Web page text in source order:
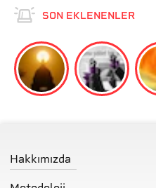
SON EKLENENLER
Hakkımızda